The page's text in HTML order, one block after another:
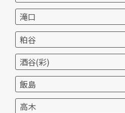
滝口
粕谷
酒谷(彩)
飯島
高木